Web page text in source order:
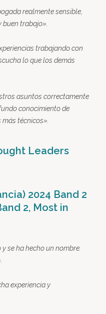
realmente sensible,
buen trabajo».
trabajando con
lo que los demás
asuntos correctamente
conocimiento de
más técnicos».
Leaders
2024 Band 2
2, Most in
se ha hecho un nombre.
experiencia y